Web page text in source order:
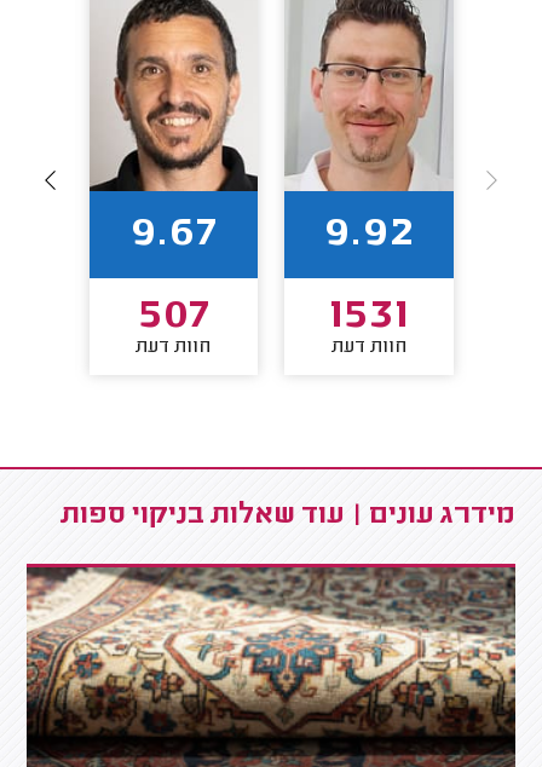
9.92
1531
חוות דעת
9.67
507
חוות דעת
מידרג עונים | עוד שאלות בניקוי ספות